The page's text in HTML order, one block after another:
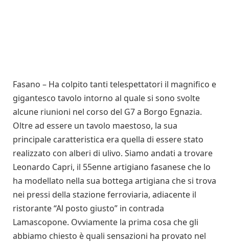
Fasano – Ha colpito tanti telespettatori il magnifico e
gigantesco tavolo intorno al quale si sono svolte
alcune riunioni nel corso del G7 a Borgo Egnazia.
Oltre ad essere un tavolo maestoso, la sua
principale caratteristica era quella di essere stato
realizzato con alberi di ulivo. Siamo andati a trovare
Leonardo Capri, il 55enne artigiano fasanese che lo
ha modellato nella sua bottega artigiana che si trova
nei pressi della stazione ferroviaria, adiacente il
ristorante “Al posto giusto” in contrada
Lamascopone. Ovviamente la prima cosa che gli
abbiamo chiesto è quali sensazioni ha provato nel